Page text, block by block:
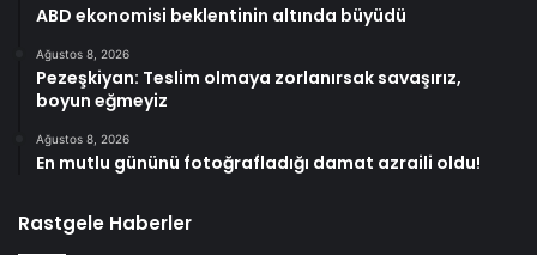
ABD ekonomisi beklentinin altında büyüdü
Ağustos 8, 2026
Pezeşkiyan: Teslim olmaya zorlanırsak savaşırız,
boyun eğmeyiz
Ağustos 8, 2026
En mutlu gününü fotoğrafladığı damat azraili oldu!
Rastgele Haberler